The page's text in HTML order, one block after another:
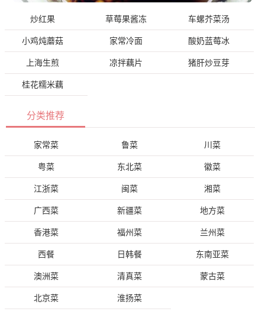
炒红果 草莓果酱冻 车螺芥菜汤
小鸡炖蘑菇 家常冷面 酸奶蓝莓冰
上海生煎 凉拌藕片 猪肝炒豆芽
桂花糯米藕
分类推荐
家常菜 鲁菜 川菜
粤菜 东北菜 徽菜
江浙菜 闽菜 湘菜
广西菜 新疆菜 地方菜
香港菜 福州菜 兰州菜
西餐 日韩餐 东南亚菜
澳洲菜 清真菜 蒙古菜
北京菜 淮扬菜